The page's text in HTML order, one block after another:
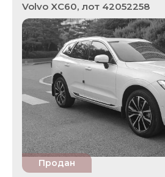
Volvo XC60, лот 42052258
Продан